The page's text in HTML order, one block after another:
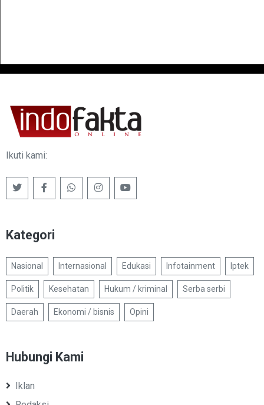
Ikuti kami:
Kategori
Nasional Internasional Edukasi Infotainment Iptek
Politik Kesehatan Hukum / kriminal Serba serbi
Daerah Ekonomi / bisnis Opini
Hubungi Kami
Iklan